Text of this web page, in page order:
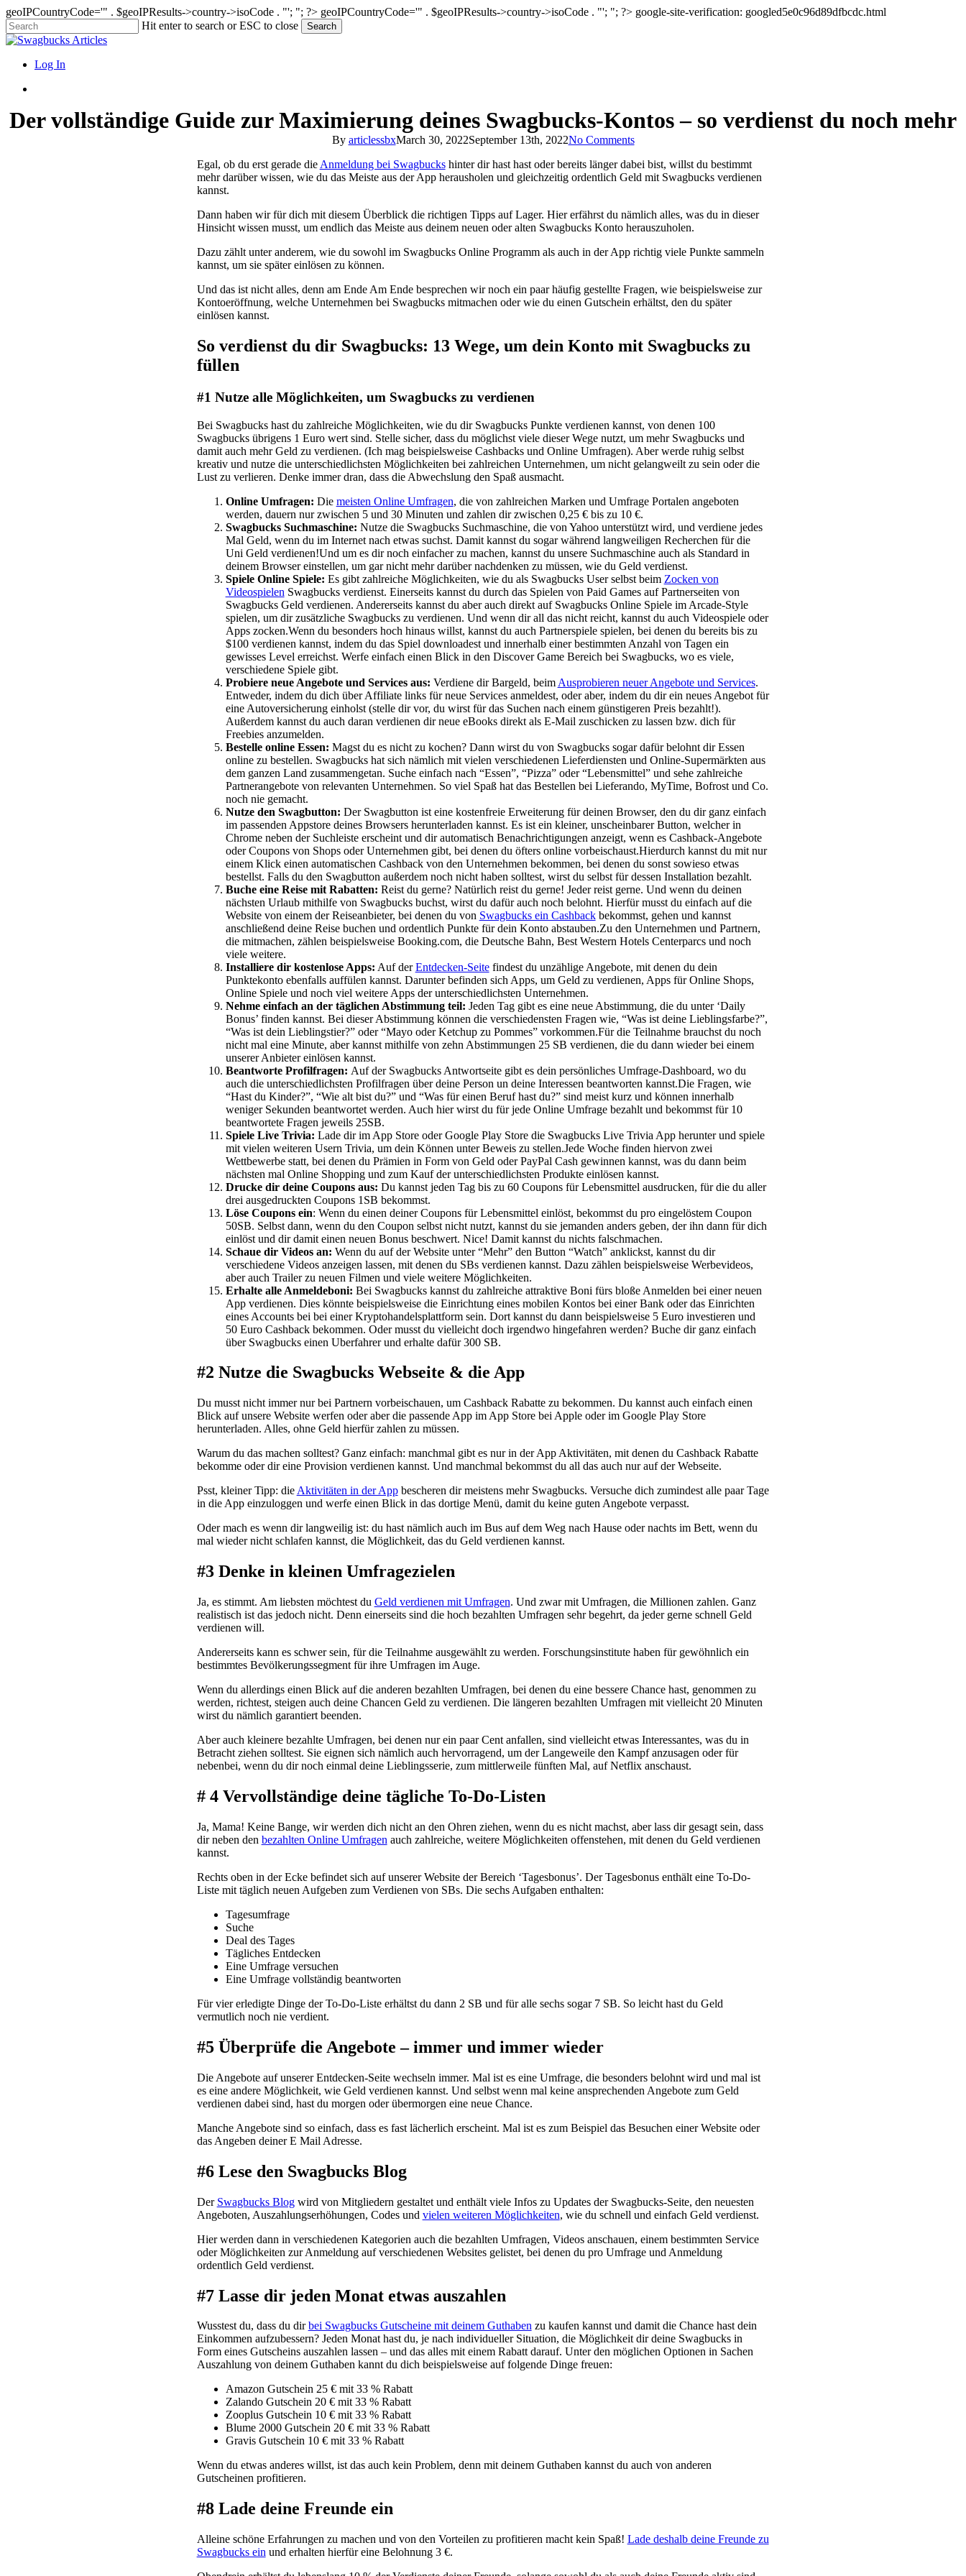
geoIPCountryCode='" . $geoIPResults->country->isoCode . "'; "; ?> geoIPCountryCode='" . $geoIPResults->country->isoCode . "'; "; ?> google-site-verification: googled5e0c96d89dfbcdc.html
Skip
to
content
Hit enter to search or ESC to close Search
Close
search
Menu
Log In
Der vollständige Guide zur Maximierung deines Swagbucks-Kontos – so verdienst du noch mehr
By articlessbxMarch 30, 2022September 13th, 2022No Comments
Egal, ob du erst gerade die Anmeldung bei Swagbuckshinter dir hast hast oder bereits länger dabei bist, willst du bestimmt
mehr darüber wissen, wie du das Meiste aus der App herausholen und gleichzeitig ordentlich Geld mit Swagbucks verdienen
kannst.
Dann haben wir für dich mit diesem Überblick die richtigen Tipps auf Lager. Hier erfährst du nämlich alles, was du in dieser
Hinsicht wissen musst, um endlich das Meiste aus deinem neuen oder alten Swagbucks Konto herauszuholen.
Dazu zählt unter anderem, wie du sowohl im Swagbucks Online Programm als auch in der App richtig viele Punkte sammeln
kannst, um sie später einlösen zu können.
Und das ist nicht alles, denn am Ende Am Ende besprechen wir noch ein paar häufig gestellte Fragen, wie beispielsweise zur
Kontoeröffnung, welche Unternehmen bei Swagbucks mitmachen oder wie du einen Gutschein erhältst, den du später
einlösen kannst.
So verdienst du dir Swagbucks: 13 Wege, um dein Konto mit Swagbucks zu
füllen
#1 Nutze alle Möglichkeiten, um Swagbucks zu verdienen
Bei Swagbucks hast du zahlreiche Möglichkeiten, wie du dir Swagbucks Punkte verdienen kannst, von denen 100
Swagbucks übrigens 1 Euro wert sind. Stelle sicher, dass du möglichst viele dieser Wege nutzt, um mehr Swagbucks und
damit auch mehr Geld zu verdienen. (Ich mag beispielsweise Cashbacks und Online Umfragen). Aber werde ruhig selbst
kreativ und nutze die unterschiedlichsten Möglichkeiten bei zahlreichen Unternehmen, um nicht gelangweilt zu sein oder die
Lust zu verlieren. Denke immer dran, dass die Abwechslung den Spaß ausmacht.
Online Umfragen: Die meisten Online Umfragen, die von zahlreichen Marken und Umfrage Portalen angeboten
werden, dauern nur zwischen 5 und 30 Minuten und zahlen dir zwischen 0,25 € bis zu 10 €.
Swagbucks Suchmaschine: Nutze die Swagbucks Suchmaschine, die von Yahoo unterstützt wird, und verdiene jedes
Mal Geld, wenn du im Internet nach etwas suchst. Damit kannst du sogar während langweiligen Recherchen für die
Uni Geld verdienen!Und um es dir noch einfacher zu machen, kannst du unsere Suchmaschine auch als Standard in
deinem Browser einstellen, um gar nicht mehr darüber nachdenken zu müssen, wie du Geld verdienst.
Spiele Online Spiele: Es gibt zahlreiche Möglichkeiten, wie du als Swagbucks User selbst beim Zocken von
Videospielen Swagbucks verdienst. Einerseits kannst du durch das Spielen von Paid Games auf Partnerseiten von
Swagbucks Geld verdienen. Andererseits kannst du aber auch direkt auf Swagbucks Online Spiele im Arcade-Style
spielen, um dir zusätzliche Swagbucks zu verdienen. Und wenn dir all das nicht reicht, kannst du auch Videospiele oder
Apps zocken.Wenn du besonders hoch hinaus willst, kannst du auch Partnerspiele spielen, bei denen du bereits bis zu
$100 verdienen kannst, indem du das Spiel downloadest und innerhalb einer bestimmten Anzahl von Tagen ein
gewisses Level erreichst. Werfe einfach einen Blick in den Discover Game Bereich bei Swagbucks, wo es viele,
verschiedene Spiele gibt.
Probiere neue Angebote und Services aus: Verdiene dir Bargeld, beim Ausprobieren neuer Angebote und Services.
Entweder, indem du dich über Affiliate links für neue Services anmeldest, oder aber, indem du dir ein neues Angebot für
eine Autoversicherung einholst (stelle dir vor, du wirst für das Suchen nach einem günstigeren Preis bezahlt!).
Außerdem kannst du auch daran verdienen dir neue eBooks direkt als E-Mail zuschicken zu lassen bzw. dich für
Freebies anzumelden.
Bestelle online Essen: Magst du es nicht zu kochen? Dann wirst du von Swagbucks sogar dafür belohnt dir Essen
online zu bestellen. Swagbucks hat sich nämlich mit vielen verschiedenen Lieferdiensten und Online-Supermärkten aus
dem ganzen Land zusammengetan. Suche einfach nach “Essen”, “Pizza” oder “Lebensmittel” und sehe zahlreiche
Partnerangebote von relevanten Unternehmen. So viel Spaß hat das Bestellen bei Lieferando, MyTime, Bofrost und Co.
noch nie gemacht.
Nutze den Swagbutton: Der Swagbutton ist eine kostenfreie Erweiterung für deinen Browser, den du dir ganz einfach
im passenden Appstore deines Browsers herunterladen kannst. Es ist ein kleiner, unscheinbarer Button, welcher in
Chrome neben der Suchleiste erscheint und dir automatisch Benachrichtigungen anzeigt, wenn es Cashback-Angebote
oder Coupons von Shops oder Unternehmen gibt, bei denen du öfters online vorbeischaust.Hierdurch kannst du mit nur
einem Klick einen automatischen Cashback von den Unternehmen bekommen, bei denen du sonst sowieso etwas
bestellst. Falls du den Swagbutton außerdem noch nicht haben solltest, wirst du selbst für dessen Installation bezahlt.
Buche eine Reise mit Rabatten: Reist du gerne? Natürlich reist du gerne! Jeder reist gerne. Und wenn du deinen
nächsten Urlaub mithilfe von Swagbucks buchst, wirst du dafür auch noch belohnt. Hierfür musst du einfach auf die
Website von einem der Reiseanbieter, bei denen du von Swagbucks ein Cashbackbekommst, gehen und kannst
anschließend deine Reise buchen und ordentlich Punkte für dein Konto abstauben.Zu den Unternehmen und Partnern,
die mitmachen, zählen beispielsweise Booking.com, die Deutsche Bahn, Best Western Hotels Centerparcs und noch
viele weitere.
Installiere dir kostenlose Apps: Auf derEntdecken-Seitefindest du unzählige Angebote, mit denen du dein
Punktekonto ebenfalls auffülen kannst. Darunter befinden sich Apps, um Geld zu verdienen, Apps für Online Shops,
Online Spiele und noch viel weitere Apps der unterschiedlichsten Unternehmen.
Nehme einfach an der täglichen Abstimmung teil: Jeden Tag gibt es eine neue Abstimmung, die du unter ‘Daily
Bonus’ finden kannst. Bei dieser Abstimmung können die verschiedensten Fragen wie, “Was ist deine Lieblingsfarbe?”,
“Was ist dein Lieblingstier?” oder “Mayo oder Ketchup zu Pommes” vorkommen.Für die Teilnahme brauchst du noch
nicht mal eine Minute, aber kannst mithilfe von zehn Abstimmungen 25 SB verdienen, die du dann wieder bei einem
unserer Anbieter einlösen kannst.
Beantworte Profilfragen: Auf der Swagbucks Antwortseite gibt es dein persönliches Umfrage-Dashboard, wo du
auch die unterschiedlichsten Profilfragen über deine Person un deine Interessen beantworten kannst.Die Fragen, wie
“Hast du Kinder?”, “Wie alt bist du?” und “Was für einen Beruf hast du?” sind meist kurz und können innerhalb
weniger Sekunden beantwortet werden. Auch hier wirst du für jede Online Umfrage bezahlt und bekommst für 10
beantwortete Fragen jeweils 25SB.
Spiele Live Trivia: Lade dir im App Store oder Google Play Store die Swagbucks Live Trivia App herunter und spiele
mit vielen weiteren Usern Trivia, um dein Können unter Beweis zu stellen.Jede Woche finden hiervon zwei
Wettbewerbe statt, bei denen du Prämien in Form von Geld oder PayPal Cash gewinnen kannst, was du dann beim
nächsten mal Online Shopping und zum Kauf der unterschiedlichsten Produkte einlösen kannst.
Drucke dir deine Coupons aus: Du kannst jeden Tag bis zu 60 Coupons für Lebensmittel ausdrucken, für die du aller
drei ausgedruckten Coupons 1SB bekommst.
Löse Coupons ein: Wenn du einen deiner Coupons für Lebensmittel einlöst, bekommst du pro eingelöstem Coupon
50SB. Selbst dann, wenn du den Coupon selbst nicht nutzt, kannst du sie jemanden anders geben, der ihn dann für dich
einlöst und dir damit einen neuen Bonus beschwert. Nice! Damit kannst du nichts falschmachen.
Schaue dir Videos an: Wenn du auf der Website unter “Mehr” den Button “Watch” anklickst, kannst du dir
verschiedene Videos anzeigen lassen, mit denen du SBs verdienen kannst. Dazu zählen beispielsweise Werbevideos,
aber auch Trailer zu neuen Filmen und viele weitere Möglichkeiten.
Erhalte alle Anmeldeboni: Bei Swagbucks kannst du zahlreiche attraktive Boni fürs bloße Anmelden bei einer neuen
App verdienen. Dies könnte beispielsweise die Einrichtung eines mobilen Kontos bei einer Bank oder das Einrichten
eines Accounts bei bei einer Kryptohandelsplattform sein. Dort kannst du dann beispielsweise 5 Euro investieren und
50 Euro Cashback bekommen. Oder musst du vielleicht doch irgendwo hingefahren werden? Buche dir ganz einfach
über Swagbucks einen Uberfahrer und erhalte dafür 300 SB.
#2 Nutze die Swagbucks Webseite & die App
Du musst nicht immer nur bei Partnern vorbeischauen, um Cashback Rabatte zu bekommen. Du kannst auch einfach einen
Blick auf unsere Website werfen oder aber die passende App im App Store bei Apple oder im Google Play Store
herunterladen. Alles, ohne Geld hierfür zahlen zu müssen.
Warum du das machen solltest? Ganz einfach: manchmal gibt es nur in der App Aktivitäten, mit denen du Cashback Rabatte
bekomme oder dir eine Provision verdienen kannst. Und manchmal bekommst du all das auch nur auf der Webseite.
Psst, kleiner Tipp: die Aktivitäten in der Appbescheren dir meistens mehr Swagbucks. Versuche dich zumindest alle paar Tage
in die App einzuloggen und werfe einen Blick in das dortige Menü, damit du keine guten Angebote verpasst.
Oder mach es wenn dir langweilig ist: du hast nämlich auch im Bus auf dem Weg nach Hause oder nachts im Bett, wenn du
mal wieder nicht schlafen kannst, die Möglichkeit, das du Geld verdienen kannst.
#3 Denke in kleinen Umfragezielen
Ja, es stimmt. Am liebsten möchtest du Geld verdienen mit Umfragen. Und zwar mit Umfragen, die Millionen zahlen. Ganz
realistisch ist das jedoch nicht. Denn einerseits sind die hoch bezahlten Umfragen sehr begehrt, da jeder gerne schnell Geld
verdienen will.
Andererseits kann es schwer sein, für die Teilnahme ausgewählt zu werden. Forschungsinstitute haben für gewöhnlich ein
bestimmtes Bevölkerungssegment für ihre Umfragen im Auge.
Wenn du allerdings einen Blick auf die anderen bezahlten Umfragen, bei denen du eine bessere Chance hast, genommen zu
werden, richtest, steigen auch deine Chancen Geld zu verdienen. Die längeren bezahlten Umfragen mit vielleicht 20 Minuten
wirst du nämlich garantiert beenden.
Aber auch kleinere bezahlte Umfragen, bei denen nur ein paar Cent anfallen, sind vielleicht etwas Interessantes, was du in
Betracht ziehen solltest. Sie eignen sich nämlich auch hervorragend, um der Langeweile den Kampf anzusagen oder für
nebenbei, wenn du dir noch einmal deine Lieblingsserie, zum mittlerweile fünften Mal, auf Netflix anschaust.
# 4 Vervollständige deine tägliche To-Do-Listen
Ja, Mama! Keine Bange, wir werden dich nicht an den Ohren ziehen, wenn du es nicht machst, aber lass dir gesagt sein, dass
dir neben den bezahlten Online Umfragen auch zahlreiche, weitere Möglichkeiten offenstehen, mit denen du Geld verdienen
kannst.
Rechts oben in der Ecke befindet sich auf unserer Website der Bereich ‘Tagesbonus’. Der Tagesbonus enthält eine To-Do-
Liste mit täglich neuen Aufgeben zum Verdienen von SBs. Die sechs Aufgaben enthalten:
Tagesumfrage
Suche
Deal des Tages
Tägliches Entdecken
Eine Umfrage versuchen
Eine Umfrage vollständig beantworten
Für vier erledigte Dinge der To-Do-Liste erhältst du dann 2 SB und für alle sechs sogar 7 SB. So leicht hast du Geld
vermutlich noch nie verdient.
#5 Überprüfe die Angebote – immer und immer wieder
Die Angebote auf unserer Entdecken-Seite wechseln immer. Mal ist es eine Umfrage, die besonders belohnt wird und mal ist
es eine andere Möglichkeit, wie Geld verdienen kannst. Und selbst wenn mal keine ansprechenden Angebote zum Geld
verdienen dabei sind, hast du morgen oder übermorgen eine neue Chance.
Manche Angebote sind so einfach, dass es fast lächerlich erscheint. Mal ist es zum Beispiel das Besuchen einer Website oder
das Angeben deiner E Mail Adresse.
#6 Lese den Swagbucks Blog
Der Swagbucks Blogwird von Mitgliedern gestaltet und enthält viele Infos zu Updates der Swagbucks-Seite, den neuesten
Angeboten, Auszahlungserhöhungen, Codes und vielen weiteren Möglichkeiten, wie du schnell und einfach Geld verdienst.
Hier werden dann in verschiedenen Kategorien auch die bezahlten Umfragen, Videos anschauen, einem bestimmten Service
oder Möglichkeiten zur Anmeldung auf verschiedenen Websites gelistet, bei denen du pro Umfrage und Anmeldung
ordentlich Geld verdienst.
#7 Lasse dir jeden Monat etwas auszahlen
Wusstest du, dass du dirbei Swagbucks Gutscheine mit deinem Guthabenzu kaufen kannst und damit die Chance hast dein
Einkommen aufzubessern? Jeden Monat hast du, je nach individueller Situation, die Möglichkeit dir deine Swagbucks in
Form eines Gutscheins auszahlen lassen – und das alles mit einem Rabatt darauf. Unter den möglichen Optionen in Sachen
Auszahlung von deinem Guthaben kannt du dich beispielsweise auf folgende Dinge freuen:
Amazon Gutschein 25 € mit 33 % Rabatt
Zalando Gutschein 20 € mit 33 % Rabatt
Zooplus Gutschein 10 € mit 33 % Rabatt
Blume 2000 Gutschein 20 € mit 33 % Rabatt
Gravis Gutschein 10 € mit 33 % Rabatt
Wenn du etwas anderes willst, ist das auch kein Problem, denn mit deinem Guthaben kannst du auch von anderen
Gutscheinen profitieren.
#8 Lade deine Freunde ein
Alleine schöne Erfahrungen zu machen und von den Vorteilen zu profitieren macht kein Spaß! Lade deshalb deine Freunde zu
Swagbucks ein und erhalten hierfür eine Belohnung 3 €.